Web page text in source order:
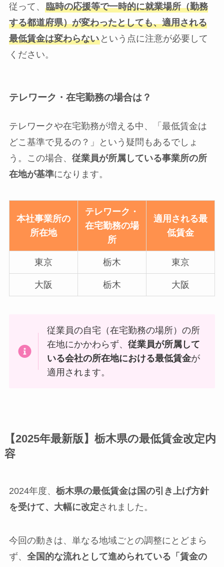
従って、 臨時の応援等で一時的に就業場所（勤務
する都道府県）が変わったとしても、適用される
最低賃金は変わらないという点に注意が必要して
ください。
テレワーク・在宅勤務の場合は？
テレワークや在宅勤務が増える中、「最低賃金は
どこ基準で見るの？」という疑問もあるでしょ
う。この場合、 従業員が所属している事業所の所
在地が基準になります。
本社事業所の
所在地
テレワーク・
在宅勤務の場
所
適用される最
低賃金
東京 栃木 東京
大阪 栃木 大阪
従業員の自宅（在宅勤務の場所）の所
在地にかかわらず、従業員が所属して
いる会社の所在地における最低賃金が
適用されます。
【2025年最新版】栃木県の最低賃金改定内
容
2024年度、 栃木県の最低賃金は国の引き上げ方針
を受けて、大幅に改定されました。
今回の動きは、単なる地域ごとの調整にとどまら
ず、 全国的な流れとして進められている「賃金の